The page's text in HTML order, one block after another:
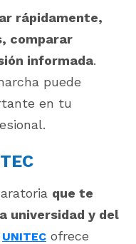
rápidamente,
comparar
informada.
puede
en tu
que te
universidad y del
UNITEC ofrece